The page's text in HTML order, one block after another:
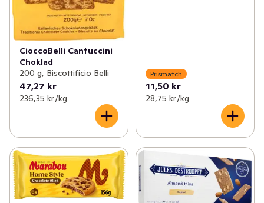
CioccoBelli Cantuccini
Choklad
200 g, Biscottificio Belli
47,27 kr
236,35 kr /kg
Prismatch
11,50 kr
28,75 kr /kg